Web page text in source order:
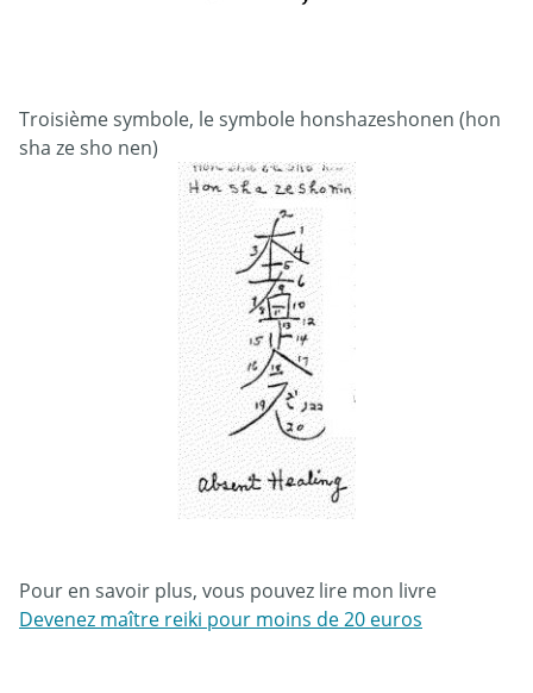
Troisième symbole, le symbole honshazeshonen (hon
sha ze sho nen)
Pour en savoir plus, vous pouvez lire mon livre
Devenez maître reiki pour moins de 20 euros